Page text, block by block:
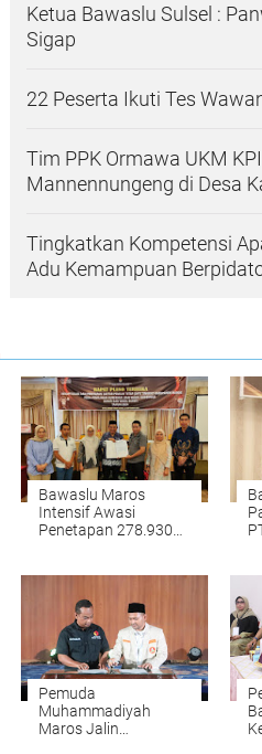
Ketua Bawaslu Sulsel :
Sigap
22 Peserta Ikuti Tes
Tim PPK Ormawa UKM
Mannennungeng di Desa
Tingkatkan Kompetensi
Adu Kemampuan
Bawaslu Maros
Intensif Awasi
Penetapan 278.930
Pemuda
Muhammadiyah
Maros Jalin